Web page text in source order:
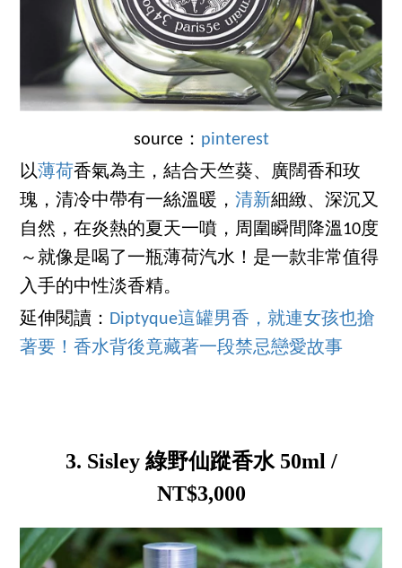
source： pinterest
以薄荷香氣為主，結合天竺葵、廣闊香和玫
瑰，清冷中帶有一絲溫暖，清新細緻、深沉又
自然，在炎熱的夏天一噴，周圍瞬間降溫10度
～就像是喝了一瓶薄荷汽水！是一款非常值得
入手的中性淡香精。
延伸閱讀： Diptyque這罐男香，就連女孩也搶
著要！香水背後竟藏著一段禁忌戀愛故事
3. Sisley 綠野仙蹤香水 50ml /
NT$3,000